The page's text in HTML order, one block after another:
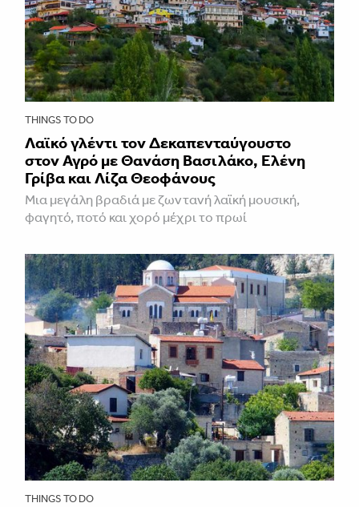
THINGS TO DO
Λαϊκό γλέντι τον Δεκαπενταύγουστο
στον Αγρό με Θανάση Βασιλάκο, Ελένη
Γρίβα και Λίζα Θεοφάνους
Μια μεγάλη βραδιά με ζωντανή λαϊκή μουσική,
φαγητό, ποτό και χορό μέχρι το πρωί
THINGS TO DO